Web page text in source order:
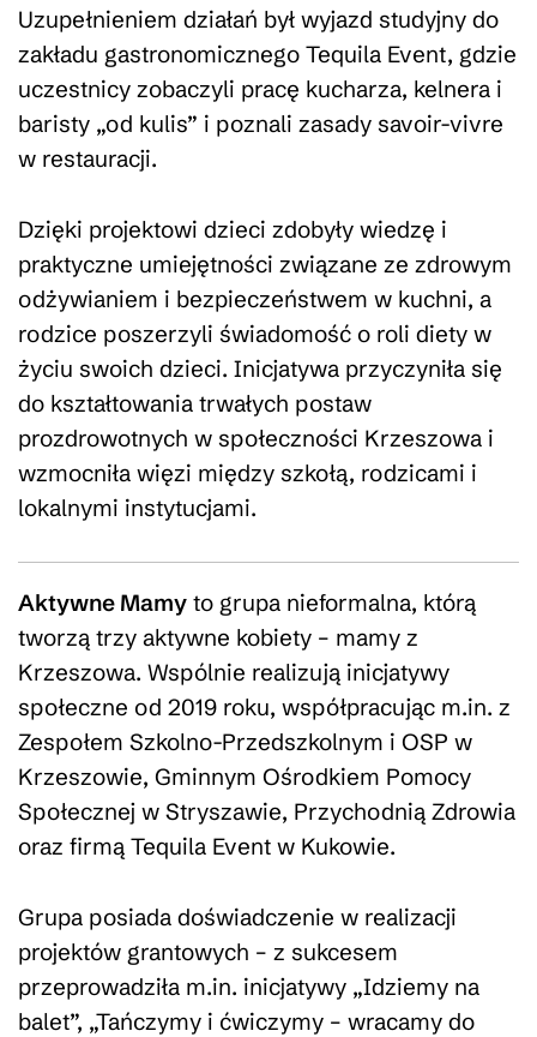
Uzupełnieniem działań był wyjazd studyjny do
zakładu gastronomicznego Tequila Event, gdzie
uczestnicy zobaczyli pracę kucharza, kelnera i
baristy „od kulis” i poznali zasady savoir-vivre
w restauracji.
Dzięki projektowi dzieci zdobyły wiedzę i
praktyczne umiejętności związane ze zdrowym
odżywianiem i bezpieczeństwem w kuchni, a
rodzice poszerzyli świadomość o roli diety w
życiu swoich dzieci. Inicjatywa przyczyniła się
do kształtowania trwałych postaw
prozdrowotnych w społeczności Krzeszowa i
wzmocniła więzi między szkołą, rodzicami i
lokalnymi instytucjami.
Aktywne Mamy to grupa nieformalna, którą
tworzą trzy aktywne kobiety – mamy z
Krzeszowa. Wspólnie realizują inicjatywy
społeczne od 2019 roku, współpracując m.in. z
Zespołem Szkolno-Przedszkolnym i OSP w
Krzeszowie, Gminnym Ośrodkiem Pomocy
Społecznej w Stryszawie, Przychodnią Zdrowia
oraz firmą Tequila Event w Kukowie.
Grupa posiada doświadczenie w realizacji
projektów grantowych – z sukcesem
przeprowadziła m.in. inicjatywy „Idziemy na
balet”, „Tańczymy i ćwiczymy – wracamy do